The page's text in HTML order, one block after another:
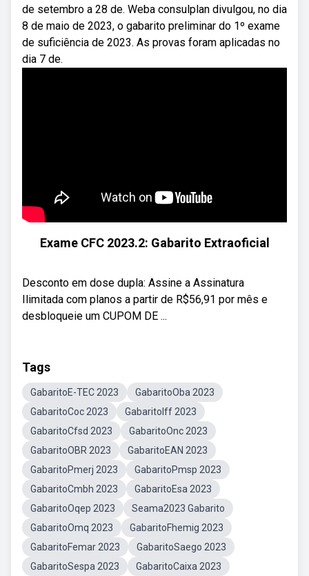
de setembro a 28 de. Weba consulplan divulgou, no dia
8 de maio de 2023, o gabarito preliminar do 1º exame
de suficiência de 2023. As provas foram aplicadas no
dia 7 de.
Exame CFC 2023.2: Gabarito Extraoficial
Desconto em dose dupla: Assine a Assinatura
Ilimitada com planos a partir de R$56,91 por mês e
desbloqueie um CUPOM DE ...
Tags
GabaritoE-TEC 2023
GabaritoOba 2023
GabaritoCoc 2023
GabaritoIff 2023
GabaritoCfsd 2023
GabaritoOnc 2023
GabaritoOBR 2023
GabaritoEAN 2023
GabaritoPmerj 2023
GabaritoPmsp 2023
GabaritoCmbh 2023
GabaritoEsa 2023
GabaritoOqep 2023
Seama2023 Gabarito
GabaritoOmq 2023
GabaritoFhemig 2023
GabaritoFemar 2023
GabaritoSaego 2023
GabaritoSespa 2023
GabaritoCaixa 2023